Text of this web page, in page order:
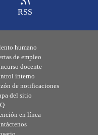
RSS
humano
de empleo
docente
interno
de notificaciones
del sitio
en línea